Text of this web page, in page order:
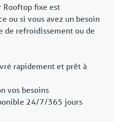
fixe est
ou si vous avez un besoin
refroidissement ou de
rapidement et prêt à
vos besoins
24/7/365 jours